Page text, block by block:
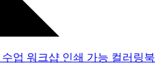
수업 워크샵 인쇄 가능 컬러링북